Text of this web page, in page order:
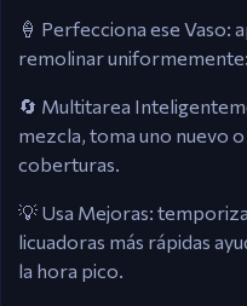
🍦 Perfecciona ese Vaso:
remolinar
🔄 Multitarea
mezcla, toma uno nuevo
coberturas.
💡 Usa Mejoras:
licuadoras más rápidas
la hora pico.